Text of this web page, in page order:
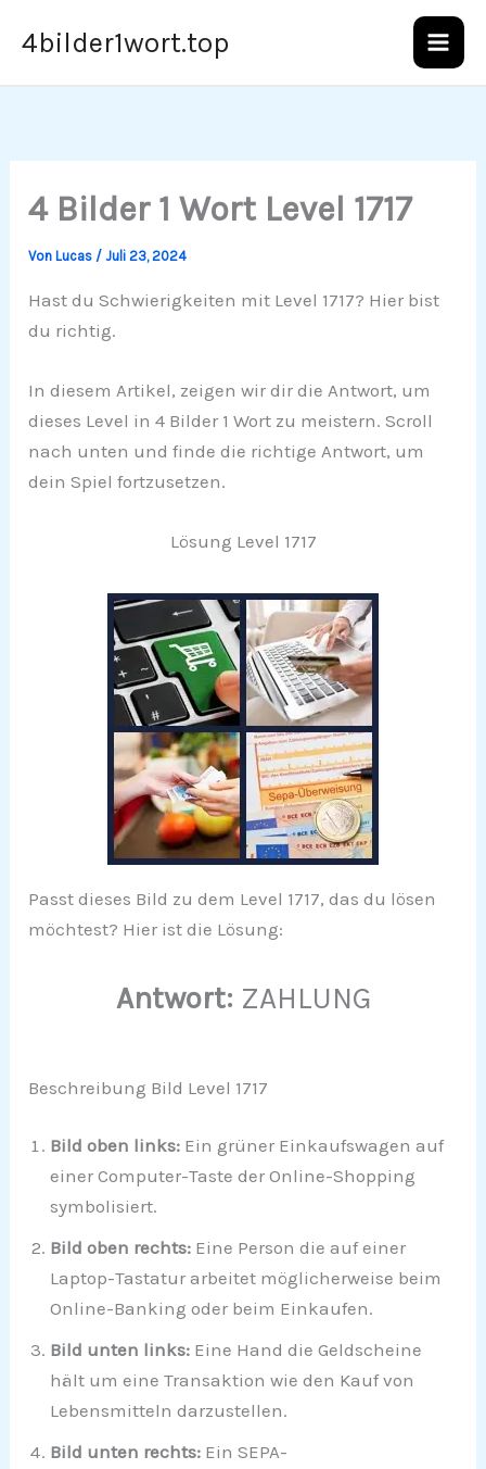
Inhalt
4bilder1wort.top
4 Bilder 1 Wort Level 1717
VonLucas /Juli 23, 2024
Hast du Schwierigkeiten mit Level 1717? Hier bist
du richtig.
In diesem Artikel, zeigen wir dir die Antwort, um
dieses Level in 4 Bilder 1 Wort zu meistern. Scroll
nach unten und finde die richtige Antwort, um
dein Spiel fortzusetzen.
Lösung Level 1717
Passt dieses Bild zu dem Level 1717, das du lösen
möchtest? Hier ist die Lösung:
Antwort: ZAHLUNG
Beschreibung Bild Level 1717
Bild oben links: Ein grüner Einkaufswagen auf
einer Computer-Taste der Online-Shopping
symbolisiert.
Bild oben rechts: Eine Person die auf einer
Laptop-Tastatur arbeitet möglicherweise beim
Online-Banking oder beim Einkaufen.
Bild unten links: Eine Hand die Geldscheine
hält um eine Transaktion wie den Kauf von
Lebensmitteln darzustellen.
Bild unten rechts: Ein SEPA-